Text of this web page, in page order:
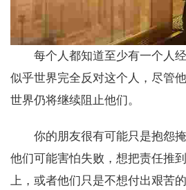
每个人都知道至少有一个人
似乎世界完全反对这个人，尽管
世界仍将继续阻止他们。
你的朋友很有可能只是抱怨
他们可能害怕失败，想把责任推
上，或者他们只是不想付出艰苦